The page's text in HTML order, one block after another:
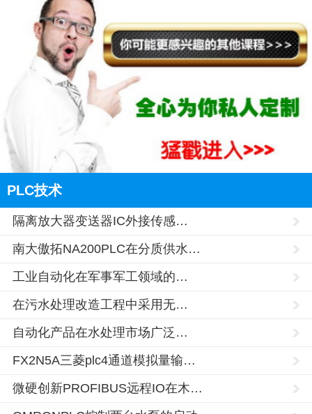
PLC技术
隔离放大器变送器IC外接传感…
南大傲拓NA200PLC在分质供水…
工业自动化在军事军工领域的…
在污水处理改造工程中采用无…
自动化产品在水处理市场广泛…
FX2N5A三菱plc4通道模拟量输…
微硬创新PROFIBUS远程IO在木…